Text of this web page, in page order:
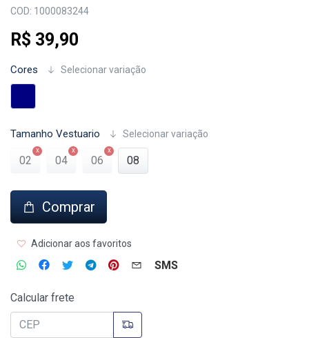
COD: 1000083244
R$ 39,90
Cores Selecionar variação
Tamanho Vestuario Selecionar variação
02 04 06 08
Comprar
Adicionar aos favoritos
SMS
Calcular frete